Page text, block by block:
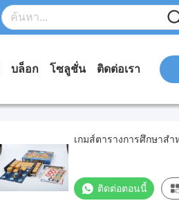
บล็อก โซลูชั่น ติดต่อเรา
เกมส์ตารางการศึกษาสํา
ติดต่อตอนนี้